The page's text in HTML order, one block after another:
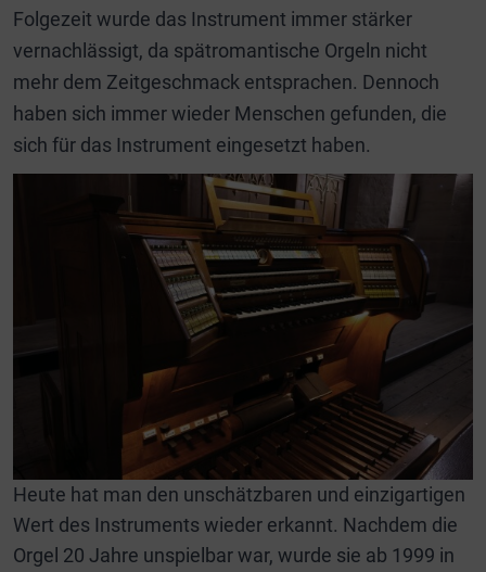
Folgezeit wurde das Instrument immer stärker
vernachlässigt, da spätromantische Orgeln nicht
mehr dem Zeitgeschmack entsprachen. Dennoch
haben sich immer wieder Menschen gefunden, die
sich für das Instrument eingesetzt haben.
Heute hat man den unschätzbaren und einzigartigen
Wert des Instruments wieder erkannt. Nachdem die
Orgel 20 Jahre unspielbar war, wurde sie ab 1999 in